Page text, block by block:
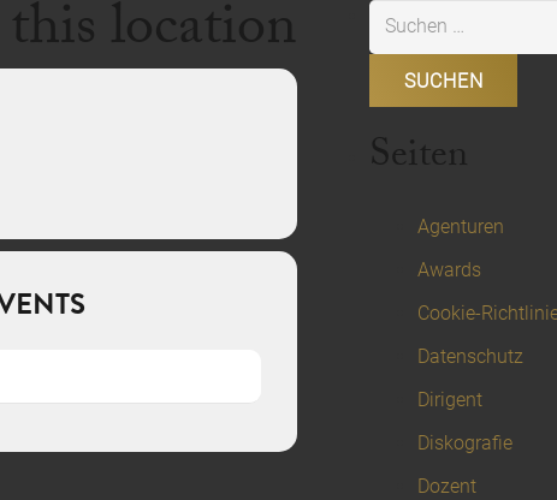
location
Suchen
nach:
Seiten
Agenturen
Awards
Cookie-
Datenschutz
Dirigent
Diskografie
Dozent